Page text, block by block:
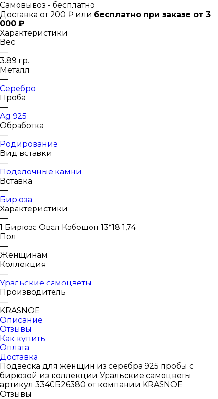
Самовывоз - бесплатно
Доставка от 200 ₽ или бесплатно при заказе от 3
000 ₽
Характеристики
Вес
—
3.89 гр.
Металл
—
Серебро
Проба
—
Ag 925
Обработка
—
Родирование
Вид вставки
—
Поделочные камни
Вставка
—
Бирюза
Характеристики
—
1 Бирюза Овал Кабошон 13*18 1,74
Пол
—
Женщинам
Коллекция
—
Уральские самоцветы
Производитель
—
KRASNOE
Описание
Отзывы
Как купить
Оплата
Доставка
Подвеска для женщин из серебра 925 пробы с
бирюзой из коллекции Уральские самоцветы
артикул 3340Б26380 от компании KRASNOE
Отзывы